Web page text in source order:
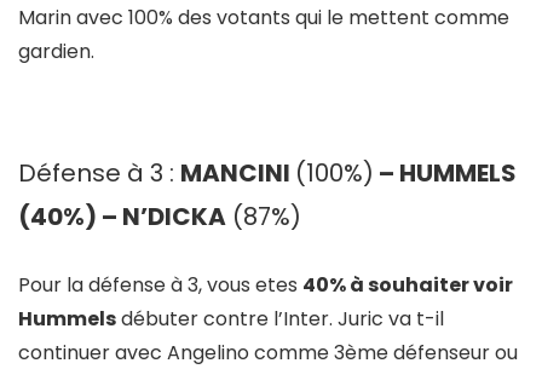
Marin avec 100% des votants qui le mettent comme
gardien.
Défense à 3 : MANCINI (100%) – HUMMELS
(40%) – N’DICKA (87%)
Pour la défense à 3, vous etes 40% à souhaiter voir
Hummelsdébuter contre l’Inter. Juric va t-il
continuer avec Angelino comme 3ème défenseur ou